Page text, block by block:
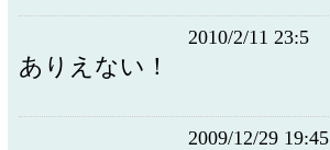
2010/2/11 23:5
ありえない！
2009/12/29 19:45